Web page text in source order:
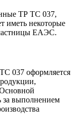
ТР ТС 037,
иметь некоторые
ЕАЭС.
037 оформляется
за выполнением